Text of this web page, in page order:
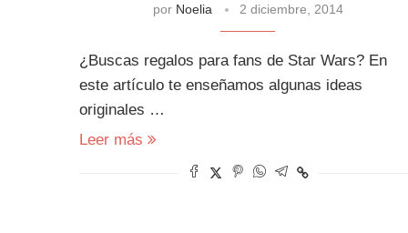
por Noelia 2 diciembre, 2014
¿Buscas regalos para fans de Star Wars? En
este artículo te enseñamos algunas ideas
originales …
Leer más